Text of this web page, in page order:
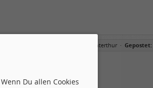
am 11.10.07 im Albani Winterthur · Gepostet:
Bild abgeben :mrgreen:
Du allen Cookies